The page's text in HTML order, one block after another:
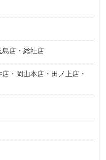
島店・総社店
・岡山本店・田ノ上店・